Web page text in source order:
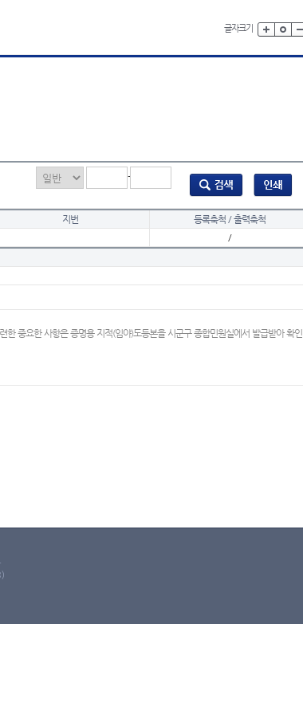
글자크기
-
지번
등록축척 / 출력축척
/
중요한 사항은 증명용 지적(임야)도등본을 시군구 종합민원실에서 발급받아 확인